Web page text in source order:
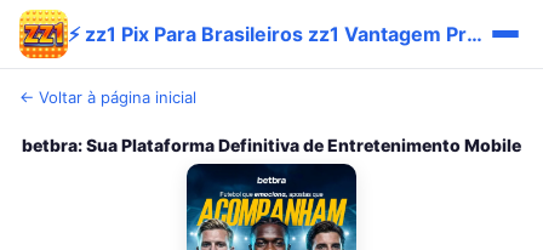
⚡ zz1 Pix Para Brasileiros zz1 Vantagem Promo Trending
← Voltar à página inicial
betbra: Sua Plataforma Definitiva de Entretenimento Mobile